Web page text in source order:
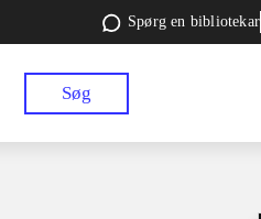
Spørg en bibliotekar
Søg